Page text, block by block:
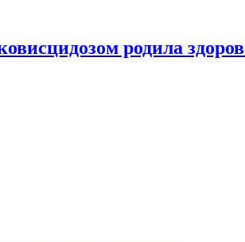
родила